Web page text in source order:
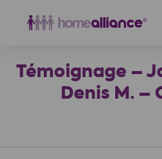
Accueil Témoignage –
Témoignage –
Denis M. –